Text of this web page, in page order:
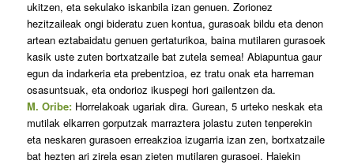
ukitzen, eta sekulako iskanbila izan genuen. Zorionez
hezitzaileak ongi bideratu zuen kontua, gurasoak bildu eta denon
artean eztabaidatu genuen gertaturikoa, baina mutilaren gurasoek
kasik uste zuten bortxatzaile bat zutela semea! Abiapuntua gaur
egun da indarkeria eta prebentzioa, ez tratu onak eta harreman
osasuntsuak, eta ondorioz ikuspegi hori gailentzen da.
M. Oribe:Horrelakoak ugariak dira. Gurean, 5 urteko neskak eta
mutilak elkarren gorputzak marraztera jolastu zuten tenperekin
eta neskaren gurasoen erreakzioa izugarria izan zen, bortxatzaile
bat hezten ari zirela esan zieten mutilaren gurasoei. Haiekin